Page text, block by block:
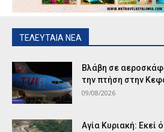
ΤΕΛΕΥΤΑΙΑ ΝΕΑ
Βλάβη σε
την πτήση στην
09/08/2026
Αγία Κυριακή: Εκεί